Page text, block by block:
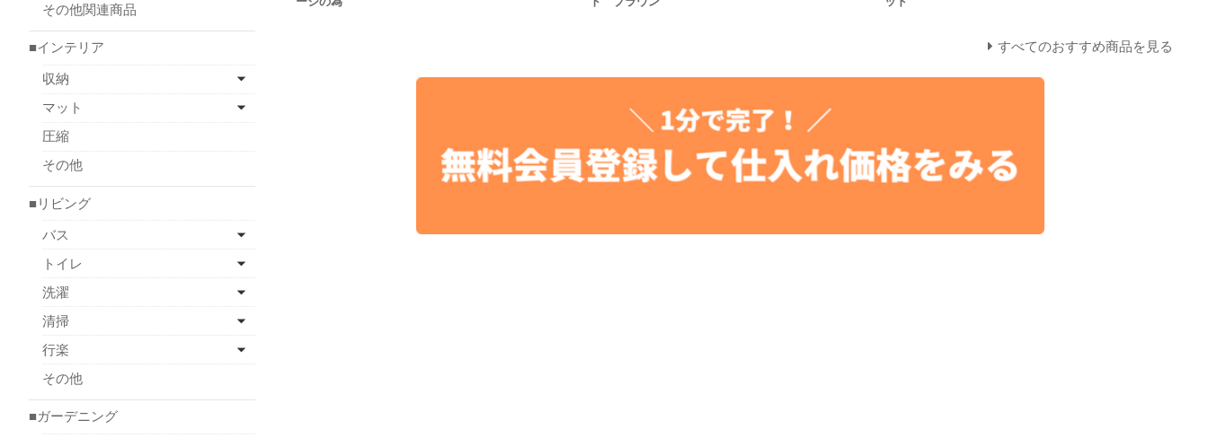
すべてのおすすめ商品を見る
その他関連商品
■インテリア
収納
マット
圧縮
その他
■リビング
バス
トイレ
洗濯
清掃
行楽
その他
■ガーデニング